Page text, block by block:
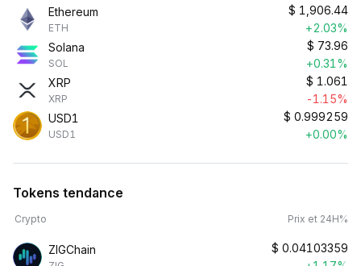
Ethereum
ETH
$ 1,906.44
+2.03%
Solana
SOL
$ 73.96
+0.31%
XRP
XRP
$ 1.061
-1.15%
USD1
USD1
$ 0.999259
+0.00%
Tokens tendance
Crypto Prix et 24H%
ZIGChain $ 0.04103359